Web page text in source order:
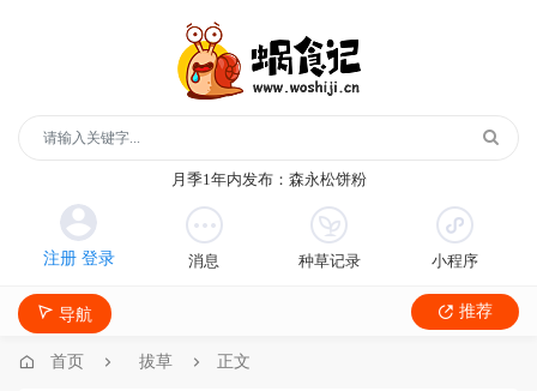
月季1年内发布：森永松饼粉
月季1年内发布：绿柳居青团
遥望1年内发布：石屏包浆豆腐
玻璃鞋1年内发布：沿河沙子空心李
月季1年内发布：绿柳居青团
消息 种草记录 小程序
导航 推荐
首页 拔草 正文